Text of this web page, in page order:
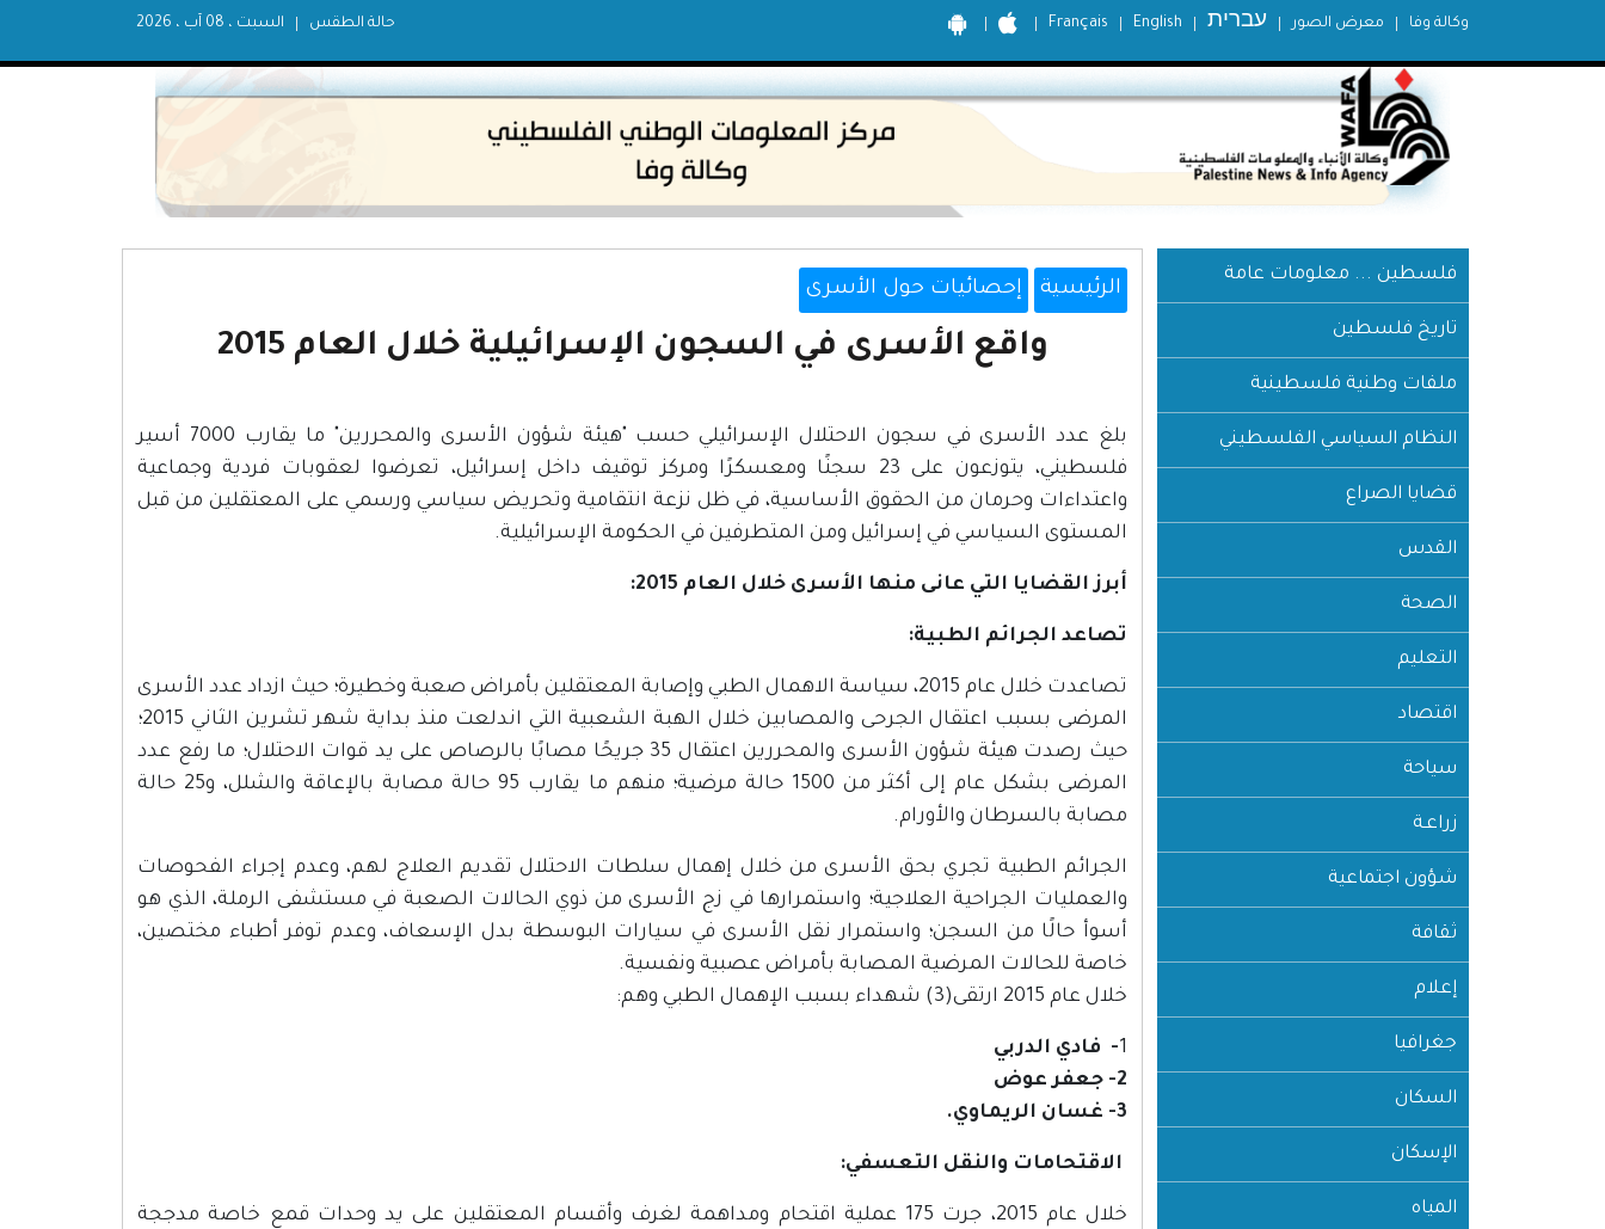
Français English עברית معرض الصور وكالة وفا السبت ، 08 آب ، 2026 حالة الطقس
فلسطين ... معلومات عامة
تاريخ فلسطين
ملفات وطنية فلسطينية
النظام السياسي الفلسطيني
قضايا الصراع
القدس
الصحة
التعليم
اقتصاد
سياحة
زراعـة
شؤون اجتماعية
ثقافة
إعلام
جغرافيا
السكان
الإسكان
المياه
الرئيسية إحصائيات حول الأسرى
واقع الأسرى في السجون الإسرائيلية خلال العام 2015
بلغ عدد الأسرى في سجون الاحتلال الإسرائيلي حسب "هيئة شؤون الأسرى والمحررين" ما يقارب 7000 أسير
فلسطيني، يتوزعون على 23 سجنًا ومعسكرًا ومركز توقيف داخل إسرائيل، تعرضوا لعقوبات فردية وجماعية
واعتداءات وحرمان من الحقوق الأساسية، في ظل نزعة انتقامية وتحريض سياسي ورسمي على المعتقلين من قبل
المستوى السياسي في إسرائيل ومن المتطرفين في الحكومة الإسرائيلية.
أبرز القضايا التي عانى منها الأسرى خلال العام 2015:
تصاعد الجرائم الطبية:
تصاعدت خلال عام 2015، سياسة الاهمال الطبي وإصابة المعتقلين بأمراض صعبة وخطيرة؛ حيث ازداد عدد الأسرى
المرضى بسبب اعتقال الجرحى والمصابين خلال الهبة الشعبية التي اندلعت منذ بداية شهر تشرين الثاني 2015؛
حيث رصدت هيئة شؤون الأسرى والمحررين اعتقال 35 جريحًا مصابًا بالرصاص على يد قوات الاحتلال؛ ما رفع عدد
المرضى بشكل عام إلى أكثر من 1500 حالة مرضية؛ منهم ما يقارب 95 حالة مصابة بالإعاقة والشلل، و25 حالة
مصابة بالسرطان والأورام.
الجرائم الطبية تجري بحق الأسرى من خلال إهمال سلطات الاحتلال تقديم العلاج لهم، وعدم إجراء الفحوصات
والعمليات الجراحية العلاجية؛ واستمرارها في زج الأسرى من ذوي الحالات الصعبة في مستشفى الرملة، الذي هو
أسوأ حالًا من السجن؛ واستمرار نقل الأسرى في سيارات البوسطة بدل الإسعاف، وعدم توفر أطباء مختصين،
خاصة للحالات المرضية المصابة بأمراض عصبية ونفسية.
خلال عام 2015 ارتقى(3) شهداء بسبب الإهمال الطبي وهم:
1 - فادي الدربي
2- جعفر عوض
3- غسان الريماوي.
الاقتحامات والنقل التعسفي:
خلال عام 2015، جرت 175 عملية اقتحام ومداهمة لغرف وأقسام المعتقلين على يد وحدات قمع خاصة مدججة